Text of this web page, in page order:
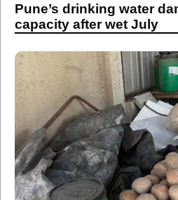
Pune’s drinking water
capacity after wet July